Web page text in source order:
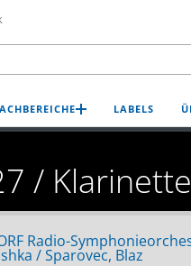
LABELS
/
Radio-
/ Sparovec, Blaz